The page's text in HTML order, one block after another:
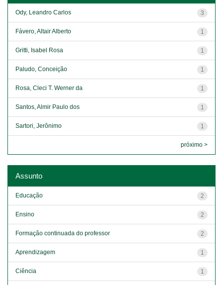
3
Ody, Leandro Carlos
1
Fávero, Altair Alberto
1
Gritti, Isabel Rosa
1
Paludo, Conceição
1
Rosa, Cleci T. Werner da
1
Santos, Almir Paulo dos
1
Sartori, Jerônimo
próximo >
Assunto
2
Educação
2
Ensino
2
Formação continuada do professor
1
Aprendizagem
1
Ciência